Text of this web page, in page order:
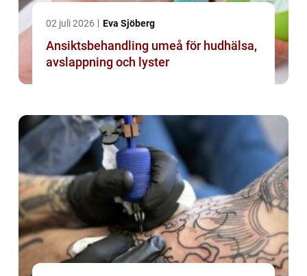
02 juli 2026 Eva Sjöberg
Ansiktsbehandling umeå för hudhälsa,
avslappning och lyster